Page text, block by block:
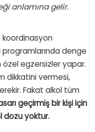
anlamına gelir.
koordinasyon
denge
egzersizler yapar.
dikkatini vermesi,
Fakat alkol tüm
geçirmiş bir kişi için
dozu yoktur.